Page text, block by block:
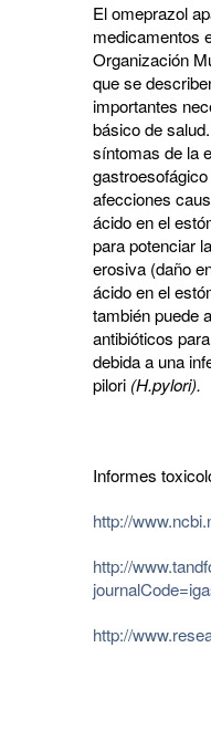
El omeprazol
medicamentos
Organización
que se
importantes
básico de
síntomas de la
afecciones
ácido en el
para potenciar
erosiva (daño
ácido en el
también puede
antibióticos
debida a una
pilori (H.pylori).
Informes toxicol
http://
http://
http://